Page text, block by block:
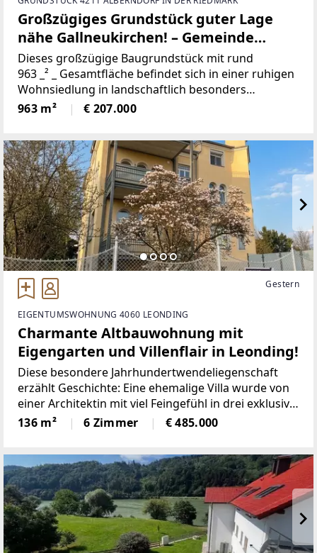
Großzügiges Grundstück guter Lage
nähe Gallneukirchen! – Gemeinde
Alberndorf in der Riedmark (GST 2438/3)
Dieses großzügige Baugrundstück mit rund
963 _² _ Gesamtfläche befindet sich in einer ruhigen
Wohnsiedlung in landschaftlich besonders
attraktiver Umgebung. Die Parzelle bietet eine
ideale Form für die Bebauung und überzeugt durch
963 m² € 207.000
Gestern
EIGENTUMSWOHNUNG 4060 LEONDING
Charmante Altbauwohnung mit
Eigengarten und Villenflair in Leonding!
Diese besondere Jahrhundertwendeliegenschaft
erzählt Geschichte: Eine ehemalige Villa wurde von
einer Architektin mit viel Feingefühl in drei exklusive
Eigentumswohnungen umgebaut und neu
aufgeteilt. Jede Einheit bewahrt den Charakter des
136 m² 6 Zimmer € 485.000